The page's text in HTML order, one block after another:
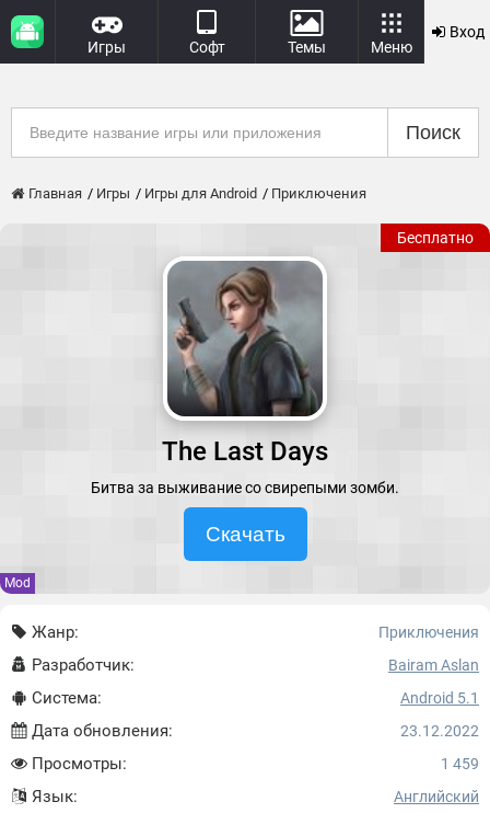
Игры Софт Темы Меню
Вход
Поиск
Главная Игры Игры для Android Приключения
Бесплатно
The Last Days
Битва за выживание со свирепыми зомби.
Скачать
Mod
Жанр: Приключения
Разработчик: Bairam Aslan
Система: Android 5.1
Дата обновления: 23.12.2022
Просмотры: 1 459
Язык: Английский